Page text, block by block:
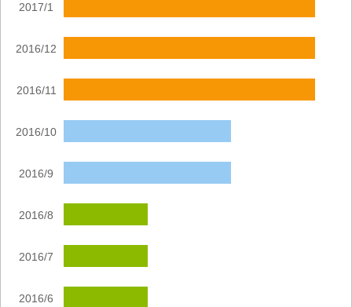
2017/1
2016/12
2016/11
2016/10
2016/9
2016/8
2016/7
2016/6